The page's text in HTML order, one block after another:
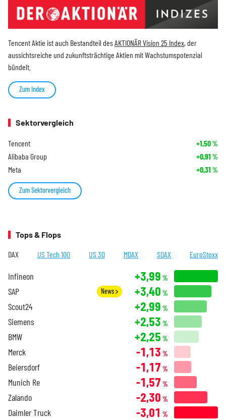
Tencent Aktie ist auch Bestandteil desAKTIONÄR Vision 25 Index, der
aussichtsreiche und zukunftsträchtige Aktien mit Wachstumspotenzial
bündelt.
Zum Index
Sektorvergleich
Tencent +1,50%
Alibaba Group +0,91 %
Meta +0,31 %
Zum Sektorvergleich
Tops & Flops
DAX US Tech 100 US 30 MDAX SDAX EuroStoxx
Infineon +3,99 %
SAP News +3,40 %
Scout24 +2,99 %
Siemens +2,53 %
BMW +2,25 %
Merck -1,13 %
Beiersdorf -1,17 %
Munich Re -1,57 %
Zalando -2,30 %
Daimler Truck -3,01 %